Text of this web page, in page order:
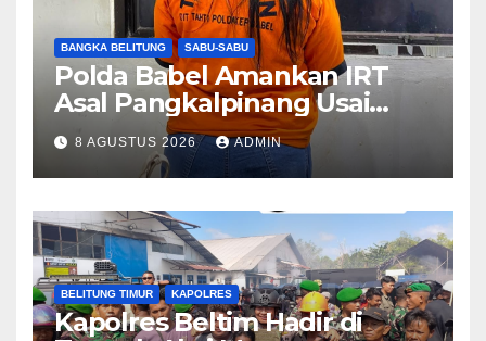
BANGKA BELITUNG SABU-SABU
Polda Babel Amankan IRT
Asal Pangkalpinang Usai
Kedapatan Miliki Sabu
8 AGUSTUS 2026 ADMIN
BELITUNG TIMUR KAPOLRES
Kapolres Beltim Hadir di